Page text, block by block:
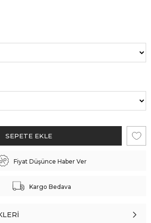
Fiyat Düşünce Haber Ver
Kargo Bedava